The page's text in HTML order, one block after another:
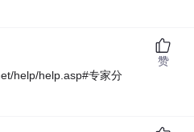
help/help.asp#专家分
赞